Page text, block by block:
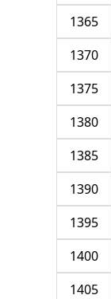
1365
1370
1375
1380
1385
1390
1395
1400
1405